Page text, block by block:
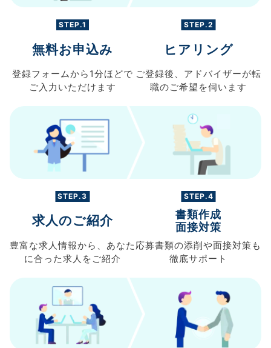
STEP.1
無料お申込み
登録フォームから 1分ほどで
ご入力 いただけます
STEP.2
ヒアリング
ご登録後、 アドバイザーが転
職のご希望を伺います
STEP.3
求人のご紹介
豊富な求人情報から、 あなた
に合った求人を ご紹介
STEP.4
書類作成
面接対策
応募書類の添削や面接対策も
徹底サポート